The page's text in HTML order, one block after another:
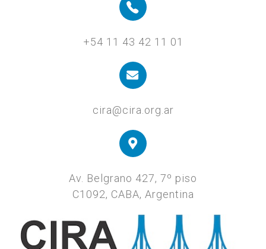
+54 11 43 42 11 01
cira@cira.org.ar
Av. Belgrano 427, 7º piso
C1092, CABA, Argentina